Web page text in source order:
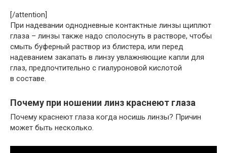
[/attention]
При надевании однодневные контактные линзы щиплют
глаза – линзы также надо сполоснуть в растворе, чтобы
смыть буферный раствор из блистера, или перед
надеванием закапать в линзу увлажняющие капли для
глаз, предпочтительно с гиалуроновой кислотой
в составе.
Почему при ношении линз краснеют глаза
Почему краснеют глаза когда носишь линзы? Причин
может быть несколько.